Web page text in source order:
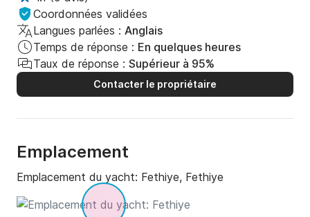
Coordonnées validées
Langues parlées : Anglais
Temps de réponse : En quelques heures
Taux de réponse : Supérieur à 95%
Contacter le propriétaire
Emplacement
Emplacement du yacht: Fethiye, Fethiye